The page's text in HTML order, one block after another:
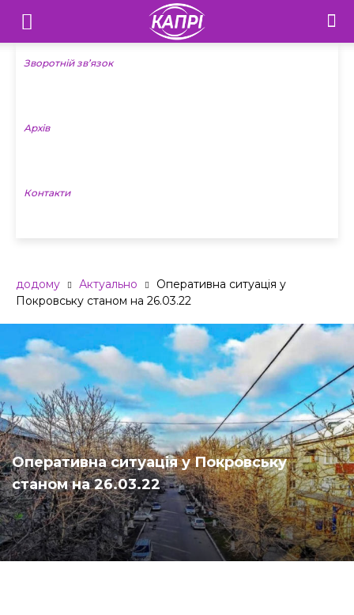
Телебачення
«Капрі»
Новини
Зворотній зв’язок
Архів
Контакти
додому Актуально
Оперативна ситуація у
Покровську станом на 26.03.22
Оперативна ситуація у Покровську
станом на 26.03.22